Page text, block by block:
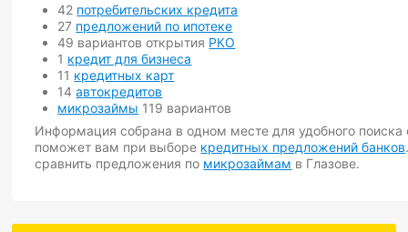
42 потребительских кредита
27 предложений по ипотеке
49 вариантов открытия РКО
1 кредит для бизнеса
11 кредитных карт
14автокредитов
микрозаймы 119 вариантов
Информация собрана в одном месте для удобного поиска
поможет вам при выборе кредитных предложений банков
сравнить предложения по микрозаймам в Глазове.